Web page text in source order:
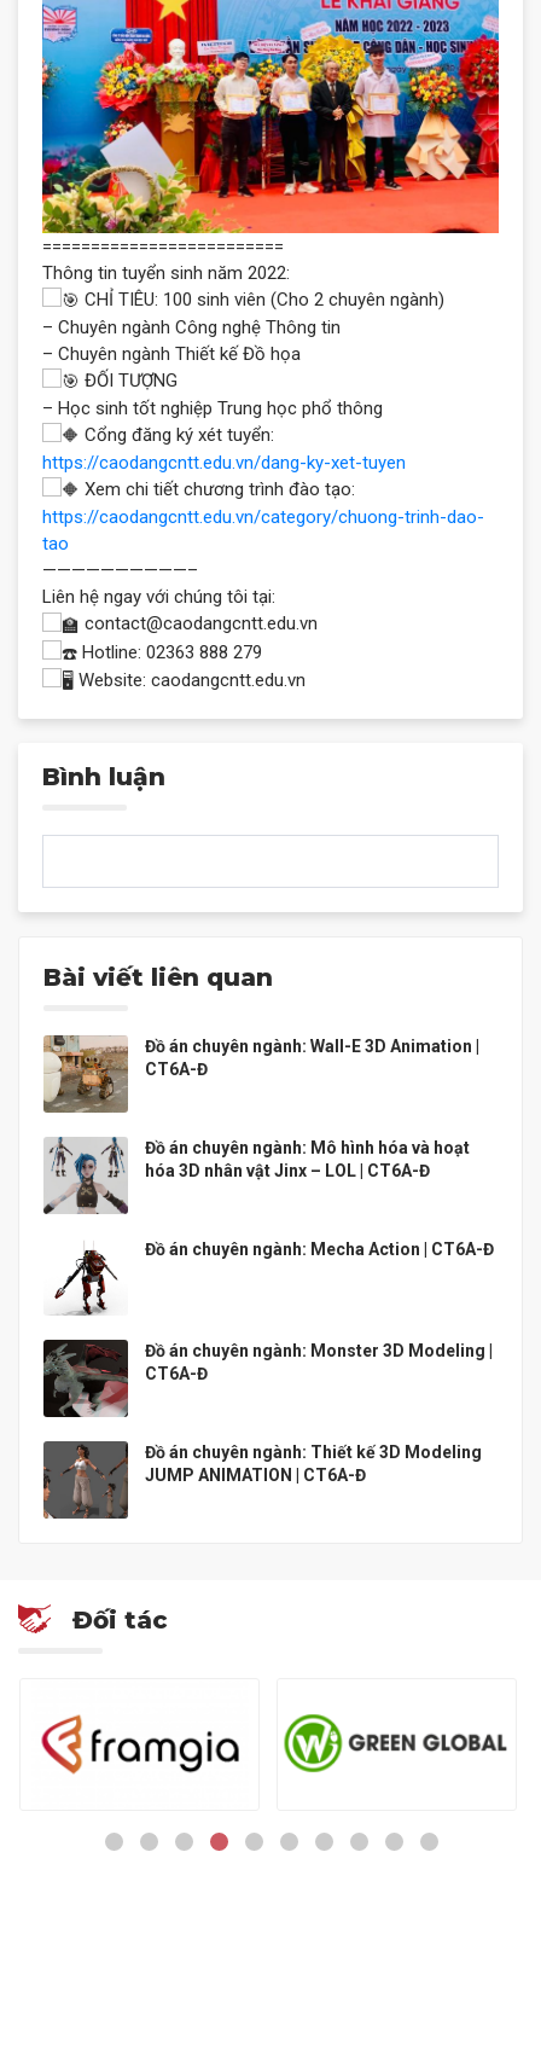
=========================
Thông tin tuyển sinh năm 2022:
CHỈ TIÊU: 100 sinh viên (Cho 2 chuyên ngành)
– Chuyên ngành Công nghệ Thông tin
– Chuyên ngành Thiết kế Đồ họa
ĐỐI TƯỢNG
– Học sinh tốt nghiệp Trung học phổ thông
Cổng đăng ký xét tuyển:
https://caodangcntt.edu.vn/dang-ky-xet-tuyen
Xem chi tiết chương trình đào tạo:
https://caodangcntt.edu.vn/category/chuong-trinh-dao-
tao
——————————–
Liên hệ ngay với chúng tôi tại:
contact@caodangcntt.edu.vn
Hotline: 02363 888 279
Website: caodangcntt.edu.vn
Bình luận
Bài viết liên quan
Đồ án chuyên ngành: Wall-E 3D Animation |
CT6A-Đ
Đồ án chuyên ngành: Mô hình hóa và hoạt
hóa 3D nhân vật Jinx – LOL | CT6A-Đ
Đồ án chuyên ngành: Mecha Action | CT6A-Đ
Đồ án chuyên ngành: Monster 3D Modeling |
CT6A-Đ
Đồ án chuyên ngành: Thiết kế 3D Modeling
JUMP ANIMATION | CT6A-Đ
Đối tác